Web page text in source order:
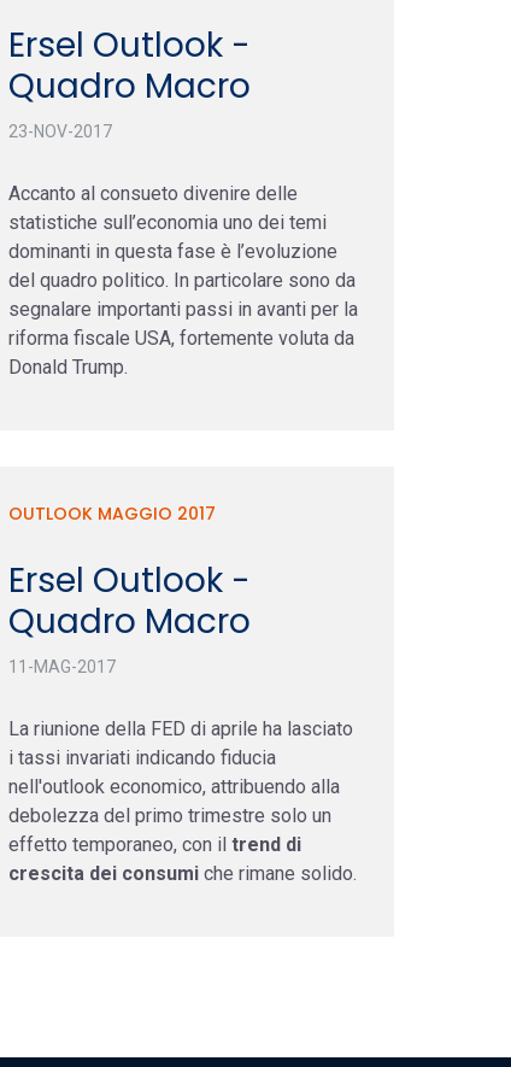
Ersel Outlook -
Quadro Macro
23-NOV-2017
Accanto al consueto divenire delle
statistiche sull’economia uno dei temi
dominanti in questa fase è l’evoluzione
del quadro politico. In particolare sono da
segnalare importanti passi in avanti per la
riforma fiscale USA, fortemente voluta da
Donald Trump.
OUTLOOK MAGGIO 2017
Ersel Outlook -
Quadro Macro
11-MAG-2017
La riunione della FED di aprile ha lasciato
i tassi invariati indicando fiducia
nell'outlook economico, attribuendo alla
debolezza del primo trimestre solo un
effetto temporaneo, con il trend di
crescita dei consumi che rimane solido.